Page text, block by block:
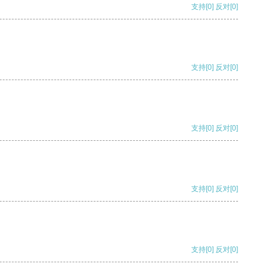
支持[0] 反对[0]
支持[0] 反对[0]
支持[0] 反对[0]
支持[0] 反对[0]
支持[0] 反对[0]